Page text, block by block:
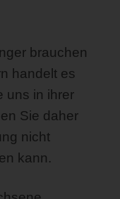
brauchen
handelt es
uns in ihrer
Sie daher
nicht
kann.